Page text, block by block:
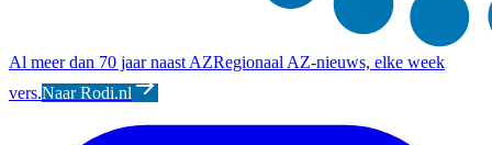
Al meer dan 70 jaar naast AZRegionaal AZ-nieuws, elke week
vers.Naar Rodi.nl